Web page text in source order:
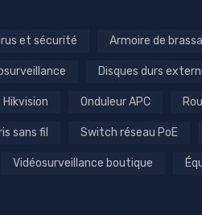
et sécurité Armoire de
Disques durs
Hikvision Onduleur APC
sans fil Switch réseau PoE
Vidéosurveillance boutique